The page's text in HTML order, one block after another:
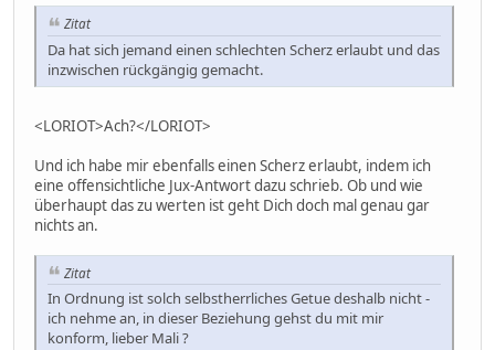
Zitat
Da hat sich jemand einen schlechten Scherz erlaubt und das
inzwischen rückgängig gemacht.
<LORIOT>Ach?</LORIOT>
Und ich habe mir ebenfalls einen Scherz erlaubt, indem ich
eine offensichtliche Jux-Antwort dazu schrieb. Ob und wie
überhaupt das zu werten ist geht Dich doch mal genau gar
nichts an.
Zitat
In Ordnung ist solch selbstherrliches Getue deshalb nicht -
ich nehme an, in dieser Beziehung gehst du mit mir
konform, lieber Mali ?